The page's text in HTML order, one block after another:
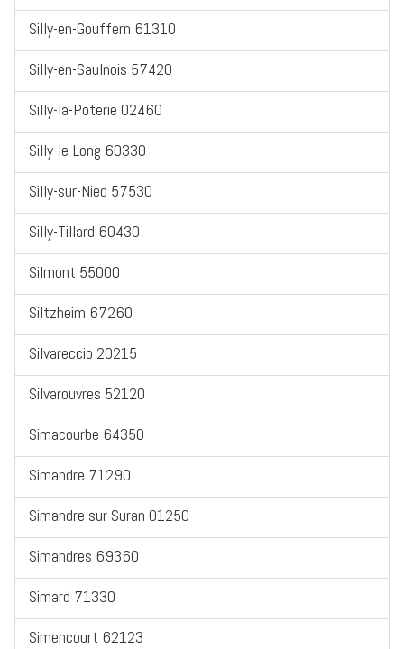
Silly-en-Gouffern 61310
Silly-en-Saulnois 57420
Silly-la-Poterie 02460
Silly-le-Long 60330
Silly-sur-Nied 57530
Silly-Tillard 60430
Silmont 55000
Siltzheim 67260
Silvareccio 20215
Silvarouvres 52120
Simacourbe 64350
Simandre 71290
Simandre sur Suran 01250
Simandres 69360
Simard 71330
Simencourt 62123